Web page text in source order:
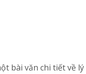
bài văn chi tiết về